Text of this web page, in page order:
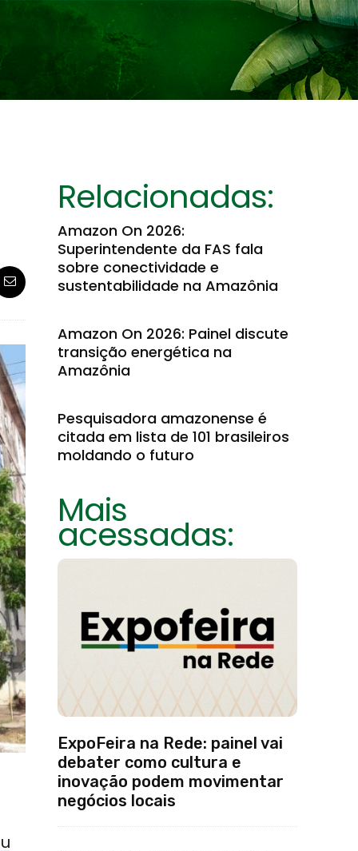
Relacionadas:
Amazon On 2026:
Superintendente da FAS fala
sobre conectividade e
sustentabilidade na Amazônia
Amazon On 2026: Painel discute
transição energética na
Amazônia
Pesquisadora amazonense é
citada em lista de 101 brasileiros
moldando o futuro
Mais
acessadas:
ExpoFeira na Rede: painel vai
debater como cultura e
inovação podem movimentar
negócios locais